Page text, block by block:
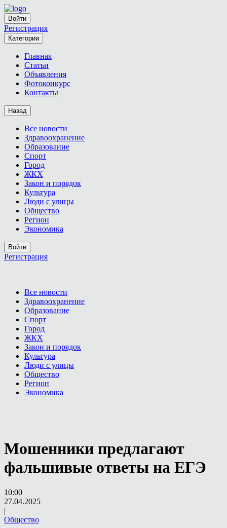
Войти
Регистрация
Категории
Главная
Статьи
Объявления
Фотоконкурс
Контакты
Назад
Все новости
Здравоохранение
Образование
Спорт
Город
ЖКХ
Закон и порядок
Культура
Люди с улицы
Общество
Регион
Экономика
Войти
Регистрация
Все новости
Здравоохранение
Образование
Спорт
Город
ЖКХ
Закон и порядок
Культура
Люди с улицы
Общество
Регион
Экономика
Мошенники предлагают
фальшивые ответы на ЕГЭ
10:00
27.04.2025
|
Общество